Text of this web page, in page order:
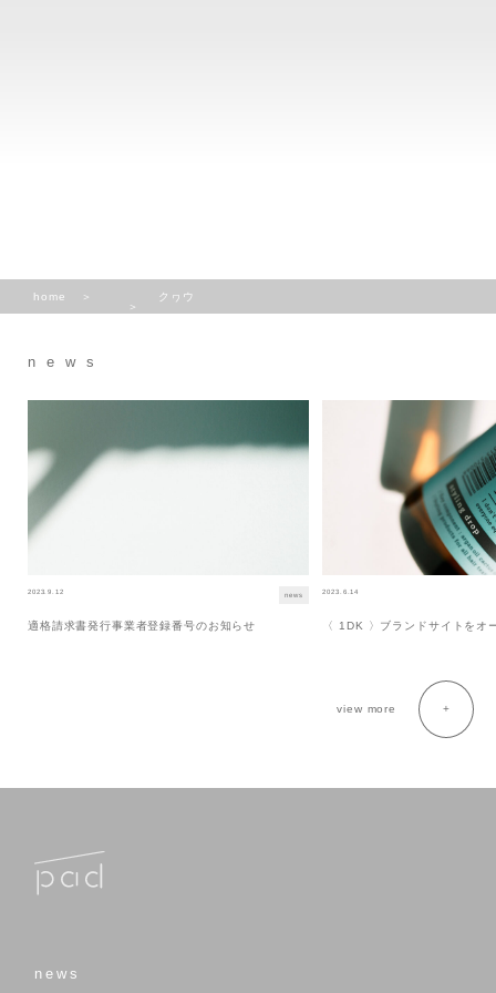
home クヮウ
news
2023.9.12 news
適格請求書発行事業者登録番号のお知らせ
2023.6.14
〈 1DK 〉ブランドサイトをオ
view more
news